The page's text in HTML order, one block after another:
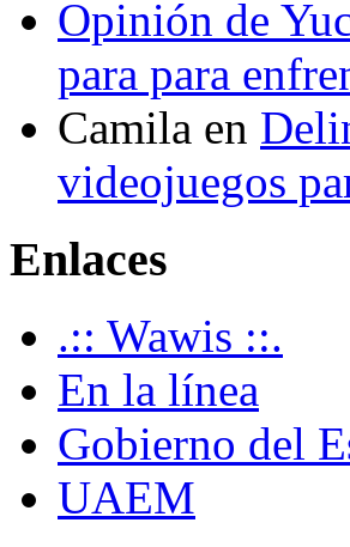
Opinión de
para para
Camila en
videojuegos
Enlaces
.:: Wawis ::.
En la línea
Gobierno del
UAEM